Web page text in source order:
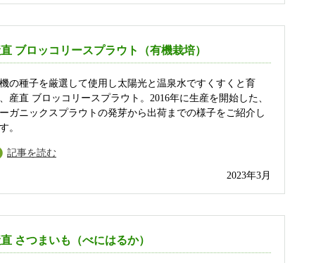
ブロッコリースプラウト（有機栽培）
の種子を厳選して使用し太陽光と温泉水ですくすくと育
産直 ブロッコリースプラウト。2016年に生産を開始した、
ガニックスプラウトの発芽から出荷までの様子をご紹介し
。
記事を読む
2023年3月
さつまいも（べにはるか）